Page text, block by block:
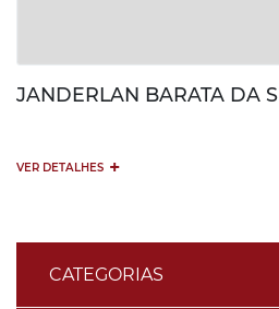
CATEGORIAS
JANDERLAN BARATA DA
VER DETALHES +